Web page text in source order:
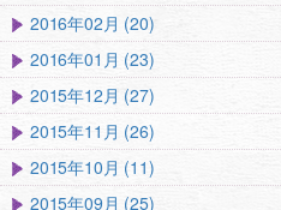
2016年02月 (20)
2016年01月 (23)
2015年12月 (27)
2015年11月 (26)
2015年10月 (11)
2015年09月 (25)